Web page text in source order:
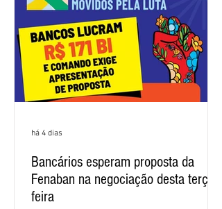
sindical voltou a defender a val
Bancários esperam proposta da
Fenaban na negociação desta terça-
feira
há 4 dias